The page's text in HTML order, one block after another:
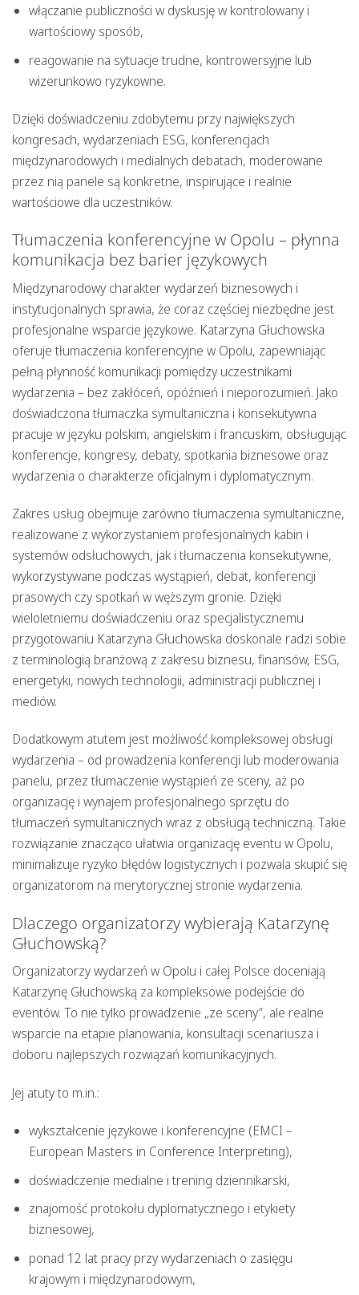
włączanie publiczności w dyskusję w kontrolowany i
wartościowy sposób,
reagowanie na sytuacje trudne, kontrowersyjne lub
wizerunkowo ryzykowne.
Dzięki doświadczeniu zdobytemu przy największych
kongresach, wydarzeniach ESG, konferencjach
międzynarodowych i medialnych debatach, moderowane
przez nią panele są konkretne, inspirujące i realnie
wartościowe dla uczestników.
Tłumaczenia konferencyjne w Opolu – płynna
komunikacja bez barier językowych
Międzynarodowy charakter wydarzeń biznesowych i
instytucjonalnych sprawia, że coraz częściej niezbędne jest
profesjonalne wsparcie językowe. Katarzyna Głuchowska
oferuje tłumaczenia konferencyjne w Opolu, zapewniając
pełną płynność komunikacji pomiędzy uczestnikami
wydarzenia – bez zakłóceń, opóźnień i nieporozumień. Jako
doświadczona tłumaczka symultaniczna i konsekutywna
pracuje w języku polskim, angielskim i francuskim, obsługując
konferencje, kongresy, debaty, spotkania biznesowe oraz
wydarzenia o charakterze oficjalnym i dyplomatycznym.
Zakres usług obejmuje zarówno tłumaczenia symultaniczne,
realizowane z wykorzystaniem profesjonalnych kabin i
systemów odsłuchowych, jak i tłumaczenia konsekutywne,
wykorzystywane podczas wystąpień, debat, konferencji
prasowych czy spotkań w węższym gronie. Dzięki
wieloletniemu doświadczeniu oraz specjalistycznemu
przygotowaniu Katarzyna Głuchowska doskonale radzi sobie
z terminologią branżową z zakresu biznesu, finansów, ESG,
energetyki, nowych technologii, administracji publicznej i
mediów.
Dodatkowym atutem jest możliwość kompleksowej obsługi
wydarzenia – od prowadzenia konferencji lub moderowania
panelu, przez tłumaczenie wystąpień ze sceny, aż po
organizację i wynajem profesjonalnego sprzętu do
tłumaczeń symultanicznych wraz z obsługą techniczną. Takie
rozwiązanie znacząco ułatwia organizację eventu w Opolu,
minimalizuje ryzyko błędów logistycznych i pozwala skupić się
organizatorom na merytorycznej stronie wydarzenia.
Dlaczego organizatorzy wybierają Katarzynę
Głuchowską?
Organizatorzy wydarzeń w Opolu i całej Polsce doceniają
Katarzynę Głuchowską za kompleksowe podejście do
eventów. To nie tylko prowadzenie „ze sceny”, ale realne
wsparcie na etapie planowania, konsultacji scenariusza i
doboru najlepszych rozwiązań komunikacyjnych.
Jej atuty to m.in.:
wykształcenie językowe i konferencyjne (EMCI –
European Masters in Conference Interpreting),
doświadczenie medialne i trening dziennikarski,
znajomość protokołu dyplomatycznego i etykiety
biznesowej,
ponad 12 lat pracy przy wydarzeniach o zasięgu
krajowym i międzynarodowym,